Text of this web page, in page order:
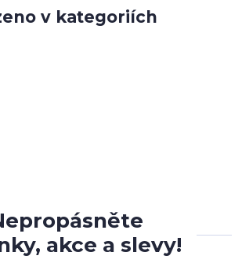
v kategoriích
akce a slevy!